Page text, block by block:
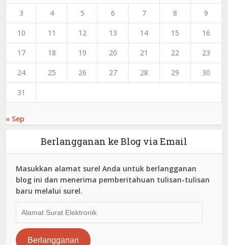
3 4 5 6 7 8 9
10 11 12 13 14 15 16
17 18 19 20 21 22 23
24 25 26 27 28 29 30
31
« Sep
Berlangganan ke Blog via Email
Masukkan alamat surel Anda untuk berlangganan
blog ini dan menerima pemberitahuan tulisan-tulisan
baru melalui surel.
Surat
Elektronik
Berlangganan